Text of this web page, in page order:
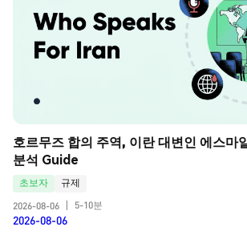
호르무즈 합의 주역, 이란 대변인 에스마
분석 Guide
초보자
규제
2026-08-06
5-10분
2026-08-06